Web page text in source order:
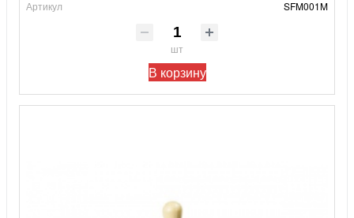
Артикул SFM001M
шт
В корзину